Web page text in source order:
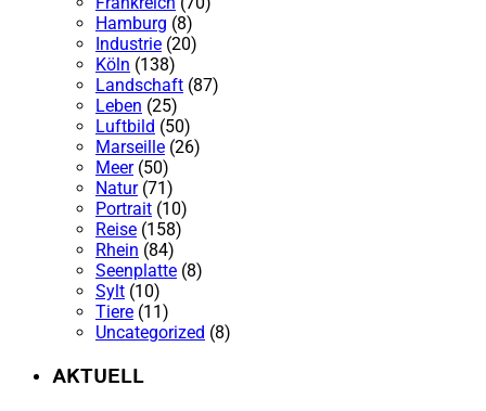
Hamburg (8)
Industrie (20)
Köln (138)
Landschaft (87)
Leben (25)
Luftbild (50)
Marseille (26)
Meer(50)
Natur(71)
Portrait (10)
Reise (158)
Rhein (84)
Seenplatte (8)
Sylt (10)
Tiere (11)
Uncategorized (8)
AKTUELL